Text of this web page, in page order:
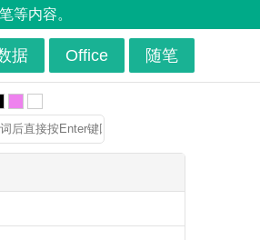
等内容。
据 Office 随笔